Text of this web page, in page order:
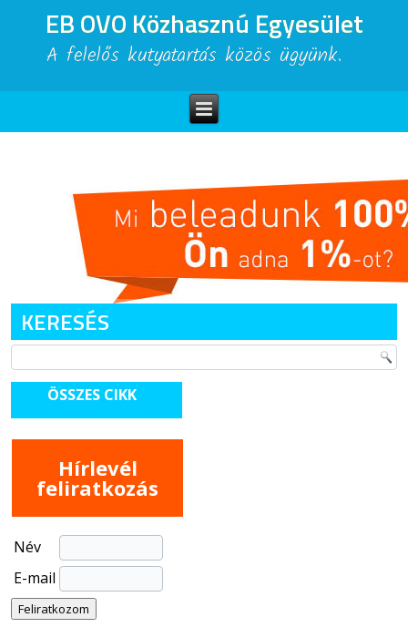
EB OVO Közhasznú Egyesület
A felelős kutyatartás közös ügyünk.
KERESÉS
ÖSSZES CIKK
Hírlevél
feliratkozás
Név
E-mail